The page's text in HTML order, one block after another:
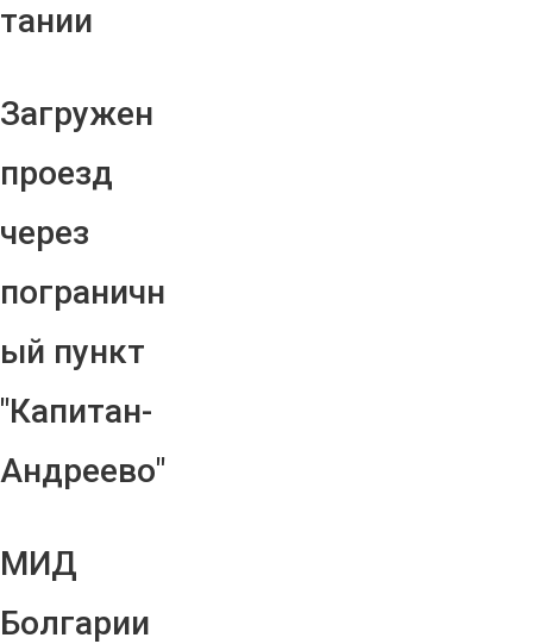
тании
Загружен
проезд
через
пограничн
ый пункт
"Капитан-
Андреево"
МИД
Болгарии